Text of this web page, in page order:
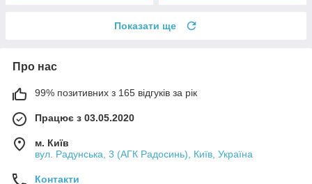
Показати ще
Про нас
99% позитивних з 165 відгуків за рік
Працює з 03.05.2020
м. Київ
вул. Радунська, 3 (АГК Радосинь), Київ, Україна
Контакти